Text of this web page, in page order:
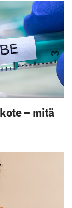
– mitä